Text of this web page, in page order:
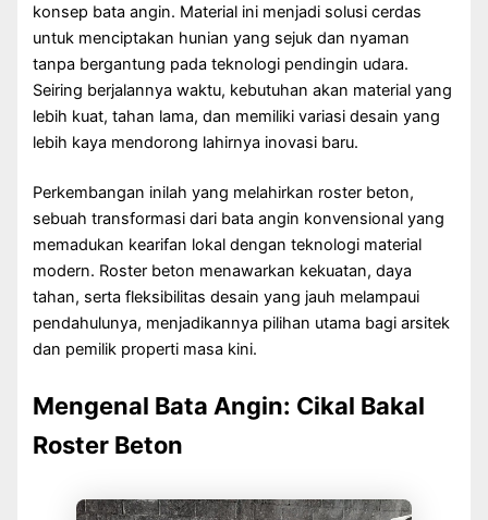
konsep bata angin. Material ini menjadi solusi cerdas
untuk menciptakan hunian yang sejuk dan nyaman
tanpa bergantung pada teknologi pendingin udara.
Seiring berjalannya waktu, kebutuhan akan material yang
lebih kuat, tahan lama, dan memiliki variasi desain yang
lebih kaya mendorong lahirnya inovasi baru.
Perkembangan inilah yang melahirkan roster beton,
sebuah transformasi dari bata angin konvensional yang
memadukan kearifan lokal dengan teknologi material
modern. Roster beton menawarkan kekuatan, daya
tahan, serta fleksibilitas desain yang jauh melampaui
pendahulunya, menjadikannya pilihan utama bagi arsitek
dan pemilik properti masa kini.
Mengenal Bata Angin: Cikal Bakal
Roster Beton